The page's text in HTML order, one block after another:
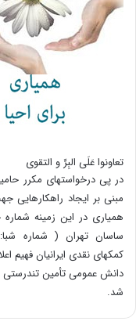
تعاونوا عَلَی البِرِّ و التقوی
در پی درخواستهای مکرر
مبنی بر ایجاد
کمکهای نقدی ایرانیان فهیم
دانش عمومی تأمین
شد.